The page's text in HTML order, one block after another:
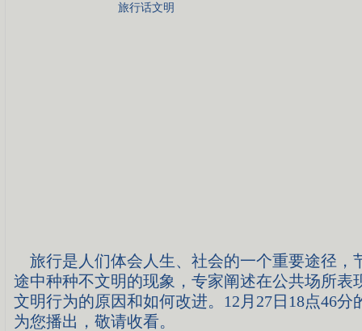
旅行话文明
旅行是人们体会人生、社会的一个重要途径，
途中种种不文明的现象，专家阐述在公共场所表
文明行为的原因和如何改进。12月27日18点46分
为您播出，敬请收看。